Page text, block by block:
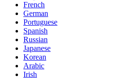
French
German
Portuguese
Spanish
Russian
Japanese
Korean
Arabic
Irish